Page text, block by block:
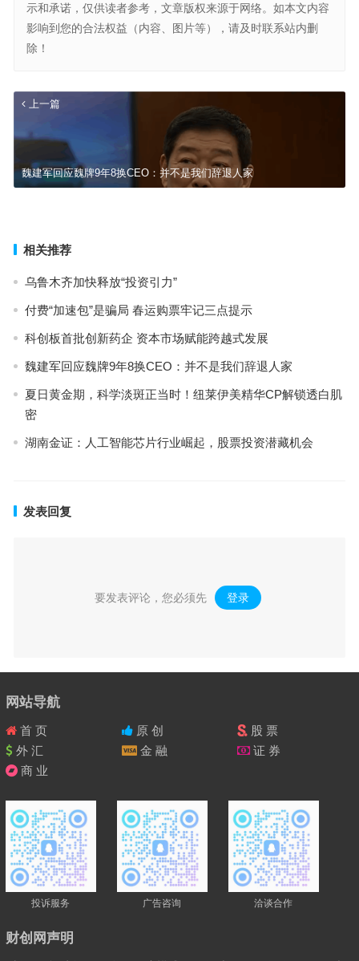
示和承诺，仅供读者参考，文章版权来源于网络。如本文内容
影响到您的合法权益（内容、图片等），请及时联系站内删
除！
上一篇
魏建军回应魏牌9年8换CEO：并不是我们辞退人家
科创板首批创新药企 资本市场赋能跨越式发展
相关推荐
乌鲁木齐加快释放“投资引力”
付费“加速包”是骗局 春运购票牢记三点提示
科创板首批创新药企 资本市场赋能跨越式发展
魏建军回应魏牌9年8换CEO：并不是我们辞退人家
夏日黄金期，科学淡斑正当时！纽莱伊美精华CP解锁透白肌
密
湖南金证：人工智能芯片行业崛起，股票投资潜藏机会
发表回复
要发表评论，您必须先 登录 。
网站导航
首 页 原 创
股 票
外 汇
金 融
证 券
商 业
投诉服务 广告咨询 洽谈合作
财创网声明